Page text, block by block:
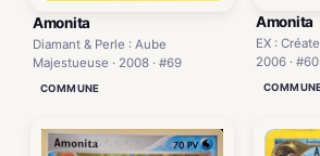
Amonita
Diamant & Perle : Aube
Majestueuse · 2008 · #69
COMMUNE
Amonita
EX :
2006 · #60